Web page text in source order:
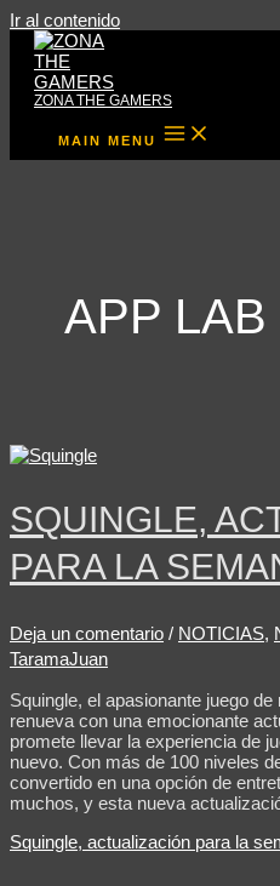
Ir al contenido
ZONA THE GAMERS
MAIN MENU
APP LAB
SQUINGLE,
PARA LA
Deja un comentario / NOTICIAS,
TaramaJuan
Squingle, el apasionante juego
renueva con una emocionante
promete llevar la experiencia de
nuevo. Con más de 100 niveles
convertido en una opción de
muchos, y esta nueva
Squingle, actualización para la